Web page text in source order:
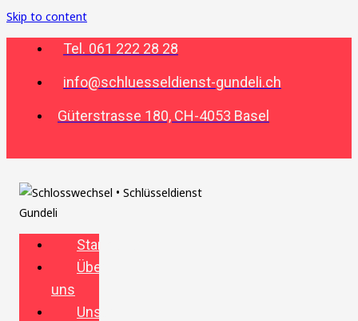
Skip to content
Tel. 061 222 28 28
info@schluesseldienst-gundeli.ch
Güterstrasse 180, CH-4053 Basel
Startseite
Über
uns
Unser